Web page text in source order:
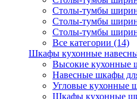
Столы-тумбы
Столы-тумбы
Столы-тумбы
Все категории (14)
Шкафы кухонные
Высокие кухонные
Навесные шкафы
Угловые кухонные
Шкафы кухонные